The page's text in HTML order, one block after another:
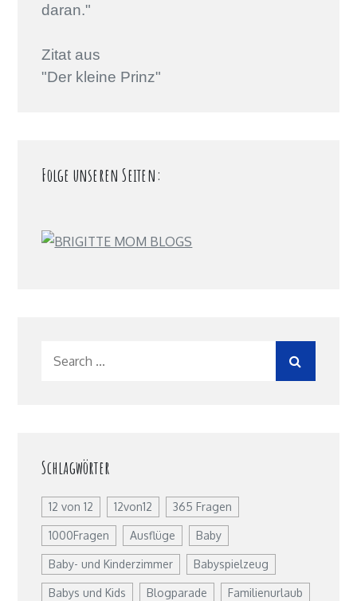
daran."
Zitat aus
"Der kleine Prinz"
Folge unseren Seiten:
Schlagwörter
12 von 12 12von12 365 Fragen
1000Fragen Ausflüge Baby
Baby- und Kinderzimmer Babyspielzeug
Babys und Kids Blogparade Familienurlaub